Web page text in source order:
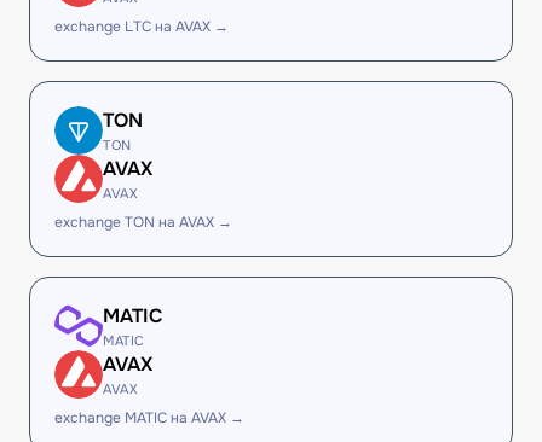
exchange LTC на AVAX →
TON
TON
AVAX
AVAX
exchange TON на AVAX →
MATIC
MATIC
AVAX
AVAX
exchange MATIC на AVAX →